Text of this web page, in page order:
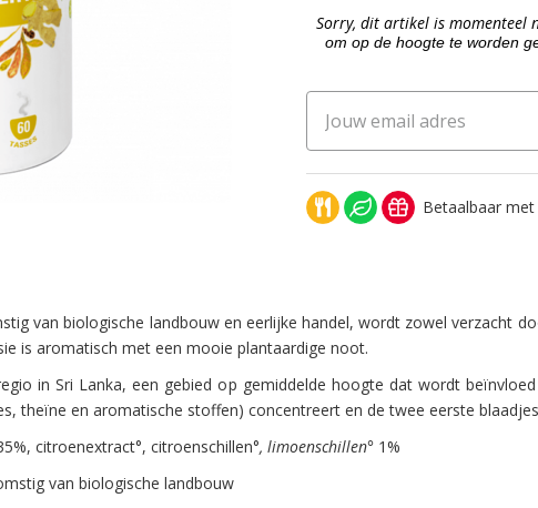
Sorry, dit artikel is momenteel
om op de hoogte te worden
Betaalbaar
van biologische landbouw en eerlijke handel, wordt zowel verzacht
is aromatisch met een mooie plantaardige noot.
in Sri Lanka, een gebied op gemiddelde hoogte dat wordt
theïne en aromatische stoffen) concentreert en de twee eerste
citroenextract°, citroenschillen°, limoenschillen° 1%
van biologische landbouw